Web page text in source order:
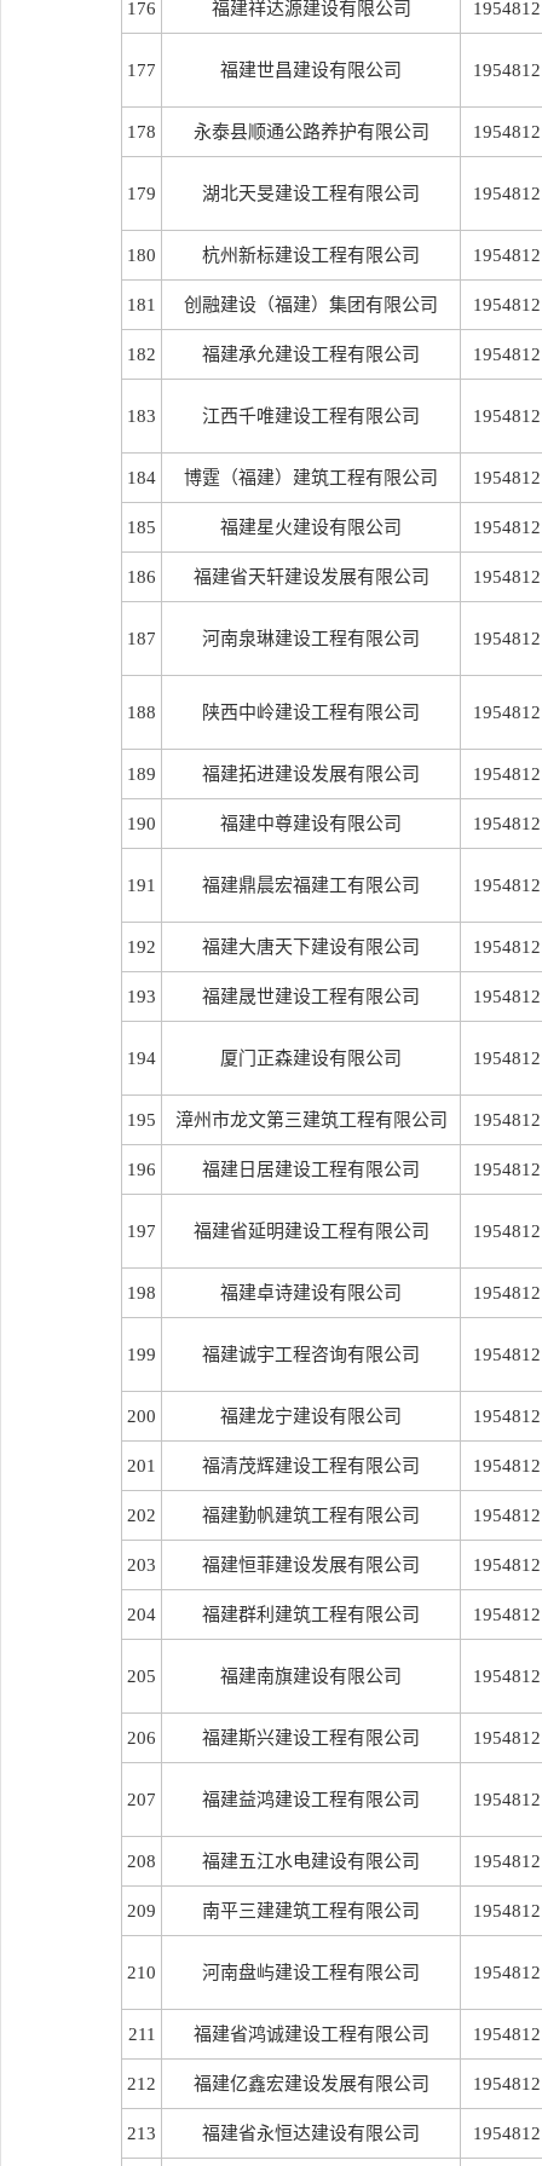
176 福建祥达源建设有限公司 1954812
177 福建世昌建设有限公司 1954812
178 永泰县顺通公路养护有限公司 1954812
179 湖北天旻建设工程有限公司 1954812
180 杭州新标建设工程有限公司 1954812
181 创融建设（福建）集团有限公司 1954812
182 福建承允建设工程有限公司 1954812
183 江西千唯建设工程有限公司 1954812
184 博霆（福建）建筑工程有限公司 1954812
185 福建星火建设有限公司 1954812
186 福建省天轩建设发展有限公司 1954812
187 河南泉琳建设工程有限公司 1954812
188 陕西中岭建设工程有限公司 1954812
189 福建拓进建设发展有限公司 1954812
190 福建中尊建设有限公司 1954812
191 福建鼎晨宏福建工有限公司 1954812
192 福建大唐天下建设有限公司 1954812
193 福建晟世建设工程有限公司 1954812
194 厦门正森建设有限公司 1954812
195 漳州市龙文第三建筑工程有限公司 1954812
196 福建日居建设工程有限公司 1954812
197 福建省延明建设工程有限公司 1954812
198 福建卓诗建设有限公司 1954812
199 福建诚宇工程咨询有限公司 1954812
200 福建龙宁建设有限公司 1954812
201 福清茂辉建设工程有限公司 1954812
202 福建勤帆建筑工程有限公司 1954812
203 福建恒菲建设发展有限公司 1954812
204 福建群利建筑工程有限公司 1954812
205 福建南旗建设有限公司 1954812
206 福建斯兴建设工程有限公司 1954812
207 福建益鸿建设工程有限公司 1954812
208 福建五江水电建设有限公司 1954812
209 南平三建建筑工程有限公司 1954812
210 河南盘屿建设工程有限公司 1954812
211 福建省鸿诚建设工程有限公司 1954812
212 福建亿鑫宏建设发展有限公司 1954812
213 福建省永恒达建设有限公司 1954812